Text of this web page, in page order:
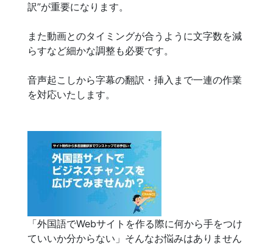
訳”が重要になります。
また動画とのタイミングが合うように文字数を減
らすなど細かな調整も必要です。
音声起こしから字幕の翻訳・挿入まで一連の作業
を対応いたします。
「外国語でWebサイトを作る際に何から手をつけ
ていいか分からない」そんなお悩みはありません